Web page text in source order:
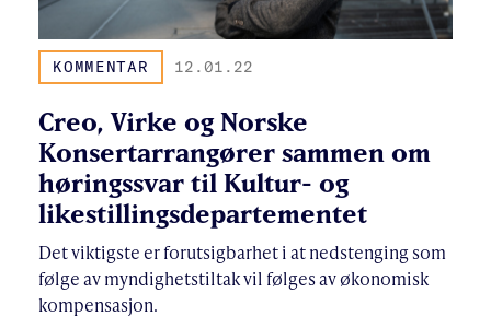
KOMMENTAR 12.01.22
Creo, Virke og Norske
Konsertarrangører sammen om
høringssvar til Kultur- og
likestillingsdepartementet
Det viktigste er forutsigbarhet i at nedstenging som
følge av myndighetstiltak vil følges av økonomisk
kompensasjon.